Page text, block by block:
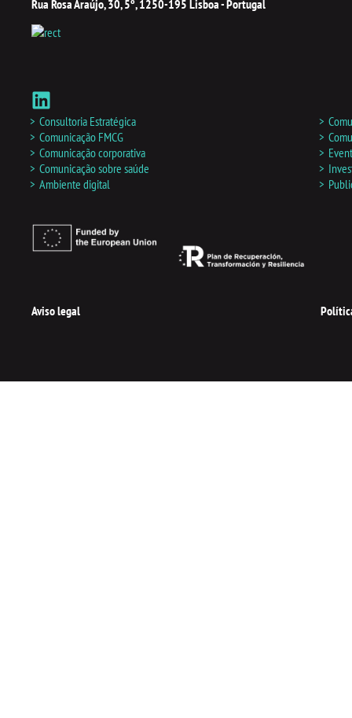
Rua Rosa Araújo, 30, 5º, 1250-195 Lisboa - Portugal
i
n
k
e
d
n
Consultoria Estratégica
Comunicação FMCG
Comunicação corporativa
Comunicação sobre saúde
Ambiente digital
Aviso legal